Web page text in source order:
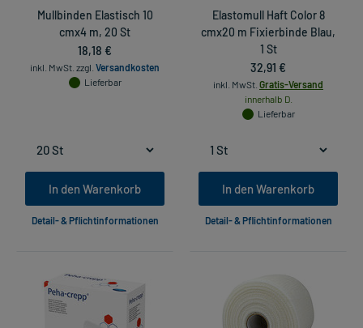
Mullbinden Elastisch 10
cmx4 m, 20 St
18,18 €
inkl. MwSt. zzgl. Versandkosten
Lieferbar
In den Warenkorb
Detail- & Pflichtinformationen
Elastomull Haft Color 8
cmx20 m Fixierbinde Blau,
1 St
32,91 €
inkl. MwSt. Gratis-Versand
innerhalb D.
Lieferbar
In den Warenkorb
Detail- & Pflichtinformationen